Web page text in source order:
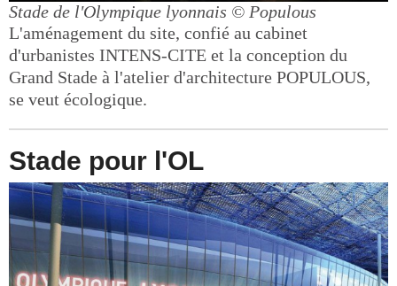
Stade de l'Olympique lyonnais © Populous
L'aménagement du site, confié au cabinet
d'urbanistes INTENS-CITE et la conception du
Grand Stade à l'atelier d'architecture POPULOUS,
se veut écologique.
Stade pour l'OL